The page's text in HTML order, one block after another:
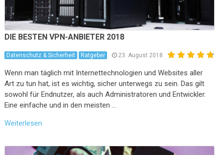
DIE BESTEN VPN-ANBIETER 2018
Datenschutz & Sicherheit Ratgeber 23. August 2018
Wenn man täglich mit Internettechnologien und Websites aller
Art zu tun hat, ist es wichtig, sicher unterwegs zu sein. Das gilt
sowohl für Endnutzer, als auch Administratoren und Entwickler.
Eine einfache und in den meisten …
Weiterlesen